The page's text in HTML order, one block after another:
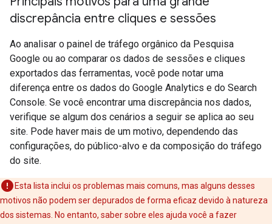
discrepância entre cliques e sessões
Ao analisar o painel de tráfego orgânico da Pesquisa
Google ou ao comparar os dados de sessões e cliques
exportados das ferramentas, você pode notar uma
diferença entre os dados do Google Analytics e do Search
Console. Se você encontrar uma discrepância nos dados,
verifique se algum dos cenários a seguir se aplica ao seu
site. Pode haver mais de um motivo, dependendo das
configurações, do público-alvo e da composição do tráfego
do site.
Esta lista inclui os problemas mais comuns, mas alguns desses
motivos não podem ser depurados de forma eficaz devido à natureza
dos sistemas. No entanto, saber sobre eles ajuda você a fazer